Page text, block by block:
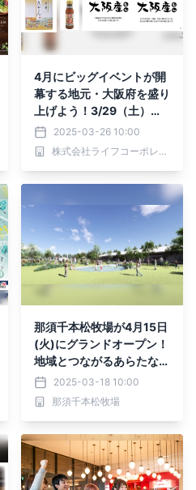
4月にビッグイベントが開
幕する地元・大阪府を盛り
上げよう！3/29（土）・
3/30（日）に、近畿圏ラ
イフで大阪府にゆかりのあ
る商品を集めた「大阪フェ
2025-03-26 10:00
株式会社ライフコーポレーション
那須千本松牧場が4月15日
(火)にグランドオープン！
地域とつながるあらたな魅
力を発信2025-03-18 10:00
那須千本松牧場